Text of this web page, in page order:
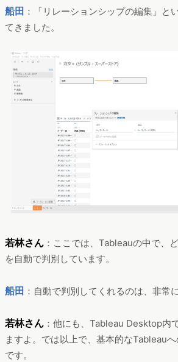
船田 ：「リレーションシップの編集」と
てきました。
若林さん ：ここでは、Tableauの中で、
を自動で判別しています。
船田 ：自動で判別してくれるのは、非常
若林さん ：他にも、Tableau Desktop内
ますよ。では以上で、基本的なTableau
です。